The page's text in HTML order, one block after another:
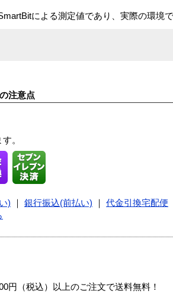
による測定値であり、実際の環境
注意点
。
) 銀行振込(前払い) 代金引換宅配便
円（税込）以上のご注文で送料無料！